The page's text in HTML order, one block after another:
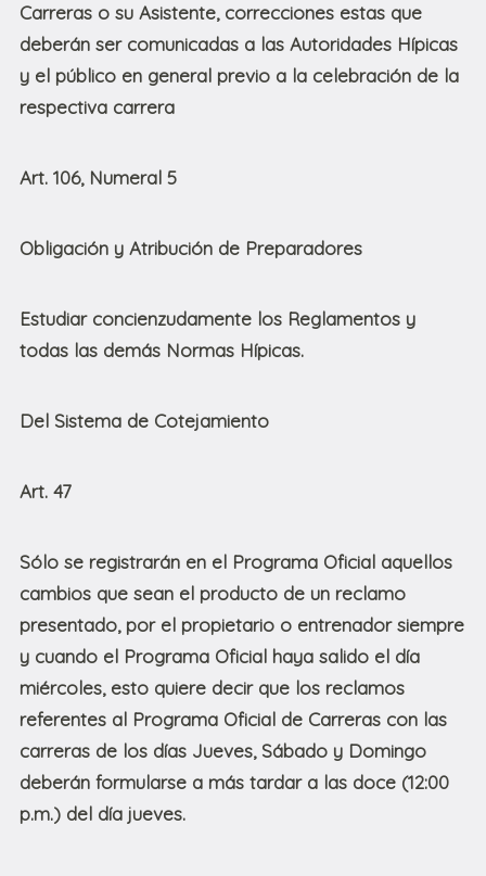
Carreras o su Asistente, correcciones estas que
deberán ser comunicadas a las Autoridades Hípicas
y el público en general previo a la celebración de la
respectiva carrera
Art. 106, Numeral 5
Obligación y Atribución de Preparadores
Estudiar concienzudamente los Reglamentos y
todas las demás Normas Hípicas.
Del Sistema de Cotejamiento
Art. 47
Sólo se registrarán en el Programa Oficial aquellos
cambios que sean el producto de un reclamo
presentado, por el propietario o entrenador siempre
y cuando el Programa Oficial haya salido el día
miércoles, esto quiere decir que los reclamos
referentes al Programa Oficial de Carreras con las
carreras de los días Jueves, Sábado y Domingo
deberán formularse a más tardar a las doce (12:00
p.m.) del día jueves.